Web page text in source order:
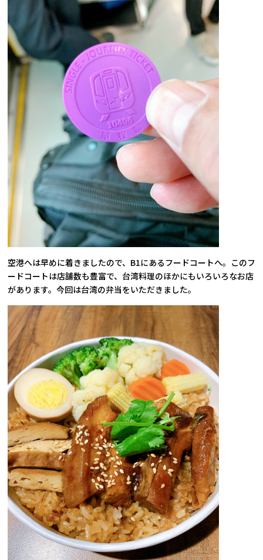
空港へは早めに着きましたので、B1にあるフードコートへ。このフ
ードコートは店舗数も豊富で、台湾料理のほかにもいろいろなお店
があります。今回は台湾の弁当をいただきました。